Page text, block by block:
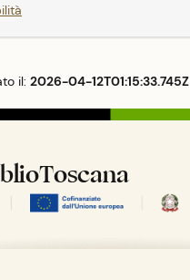
il: 2026-04-12T01:15:33.745Z